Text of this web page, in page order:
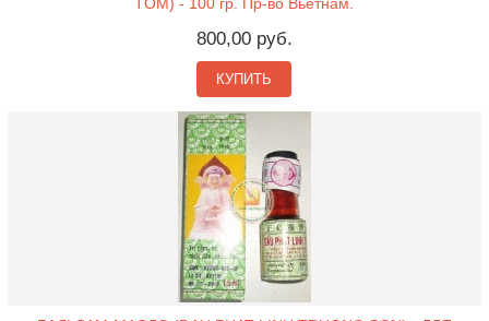
800,00 руб.
КУПИТЬ